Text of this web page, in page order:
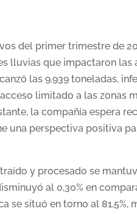
del primer trimestre de
lluvias que impactaron las
las 9.939 toneladas,
limitado a las zonas
la compañía espera
una perspectiva positiva
y procesado se
al 0,30% en
se situó en torno al 81,5%,